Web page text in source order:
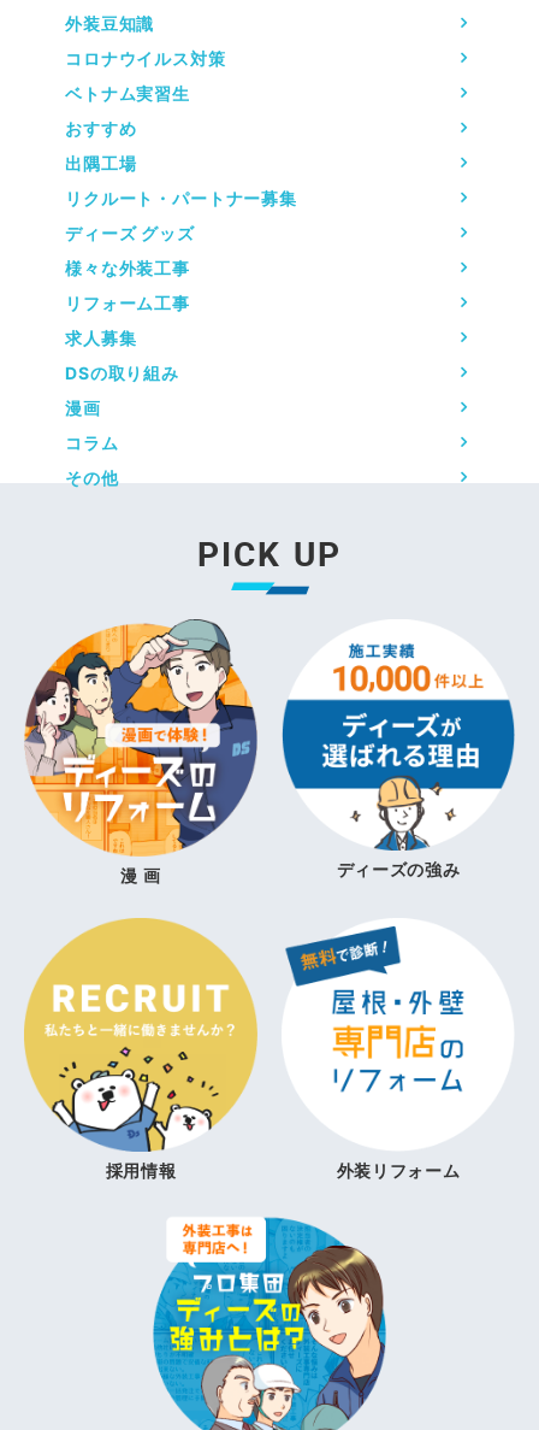
外装豆知識
コロナウイルス対策
ベトナム実習生
おすすめ
出隅工場
リクルート・パートナー募集
ディーズ グッズ
様々な外装工事
リフォーム工事
求人募集
DSの取り組み
漫画
コラム
その他
PICK UP
漫 画 ディーズの強み
採用情報 外装リフォーム